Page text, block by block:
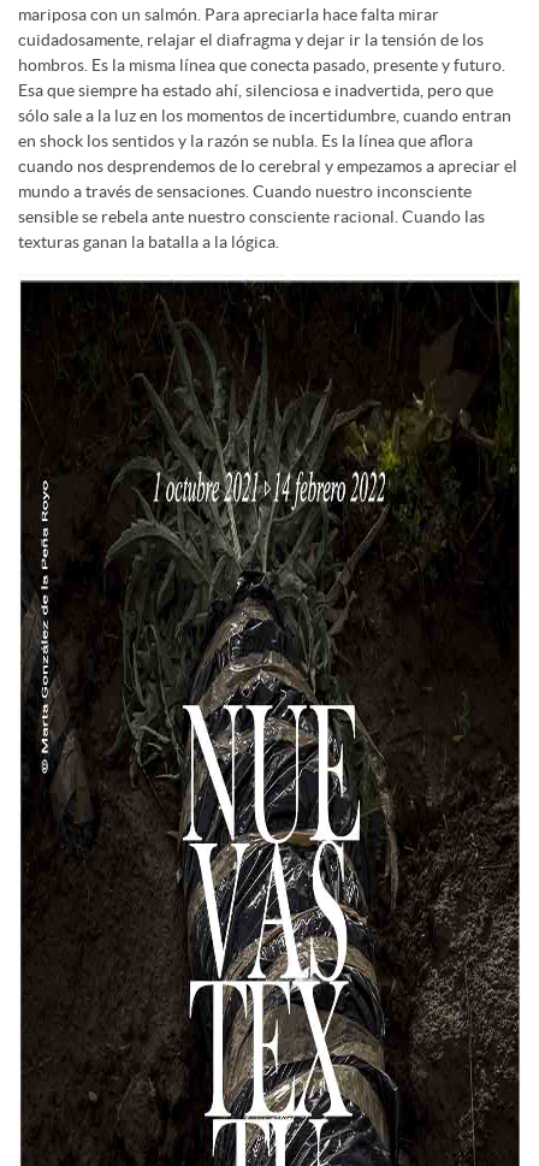
mariposa con un salmón. Para apreciarla hace falta mirar
cuidadosamente, relajar el diafragma y dejar ir la tensión de los
hombros. Es la misma línea que conecta pasado, presente y futuro.
Esa que siempre ha estado ahí, silenciosa e inadvertida, pero que
sólo sale a la luz en los momentos de incertidumbre, cuando entran
en shock los sentidos y la razón se nubla. Es la línea que aflora
cuando nos desprendemos de lo cerebral y empezamos a apreciar el
mundo a través de sensaciones. Cuando nuestro inconsciente
sensible se rebela ante nuestro consciente racional. Cuando las
texturas ganan la batalla a la lógica.